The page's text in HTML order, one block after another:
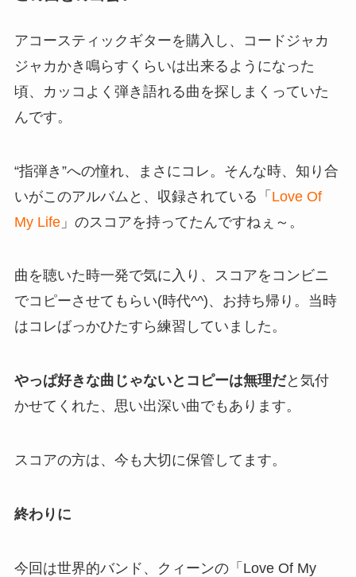
アコースティックギターを購入し、コードジャカ
ジャカかき鳴らすくらいは出来るようになった
頃、カッコよく弾き語れる曲を探しまくっていた
んです。
“指弾き”への憧れ、まさにコレ。そんな時、知り合
いがこのアルバムと、収録されている「 Love Of
My Life」のスコアを持ってたんですねぇ～。
曲を聴いた時一発で気に入り、スコアをコンビニ
でコピーさせてもらい(時代^^)、お持ち帰り。当時
はコレばっかひたすら練習していました。
やっぱ好きな曲じゃないとコピーは無理だと気付
かせてくれた、思い出深い曲でもあります。
スコアの方は、今も大切に保管してます。
終わりに
今回は世界的バンド、クィーンの「Love Of My